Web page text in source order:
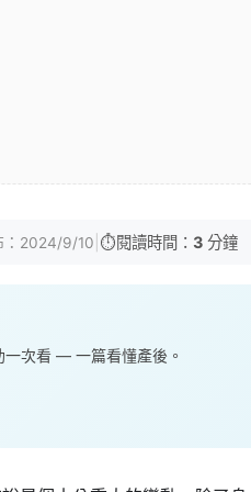
2024/9/10 ⏱️閱讀時間： 3 分鐘
一次看 — 一篇看懂產後。